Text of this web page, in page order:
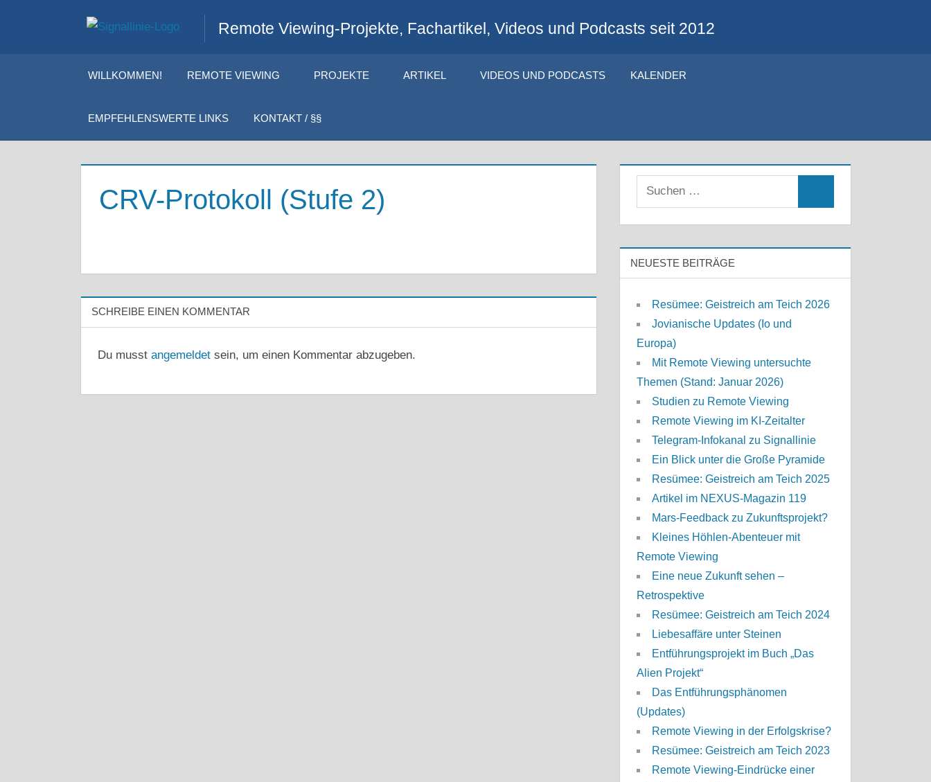
Remote Viewing-Projekte, Fachartikel, Videos und Podcasts seit 2012
WILLKOMMEN! REMOTE VIEWING PROJEKTE ARTIKEL VIDEOS UND PODCASTS KALENDER
EMPFEHLENSWERTE LINKS KONTAKT / §§
CRV-Protokoll (Stufe 2)
SCHREIBE EINEN KOMMENTAR
Du musst angemeldet sein, um einen Kommentar abzugeben.
Suchen
NEUESTE BEITRÄGE
Resümee: Geistreich am Teich 2026
Jovianische Updates (Io und
Europa)
Mit Remote Viewing untersuchte
Themen (Stand: Januar 2026)
Studien zu Remote Viewing
Remote Viewing im KI-Zeitalter
Telegram-Infokanal zu Signallinie
Ein Blick unter die Große Pyramide
Resümee: Geistreich am Teich 2025
Artikel im NEXUS-Magazin 119
Mars-Feedback zu Zukunftsprojekt?
Kleines Höhlen-Abenteuer mit
Remote Viewing
Eine neue Zukunft sehen –
Retrospektive
Resümee: Geistreich am Teich 2024
Liebesaffäre unter Steinen
Entführungsprojekt im Buch „Das
Alien Projekt“
Das Entführungsphänomen
(Updates)
Remote Viewing in der Erfolgskrise?
Resümee: Geistreich am Teich 2023
Remote Viewing-Eindrücke einer